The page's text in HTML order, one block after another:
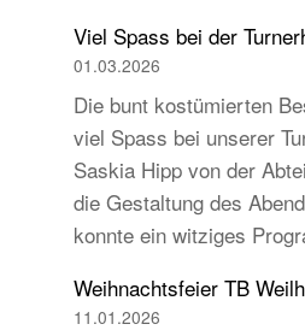
2026
–
Beständig
und
traditionell,
aber
auch
jugend-
und
Viel Spass bei der
01.03.2026
Die bunt kostümierten
viel Spass bei unserer
Saskia Hipp von der
die Gestaltung des
konnte ein witziges
Weihnachtsfeier TB
11.01.2026